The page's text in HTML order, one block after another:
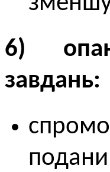
6)
завдань: